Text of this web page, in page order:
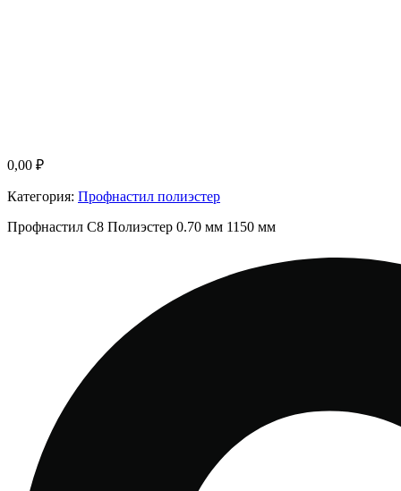
0,00 ₽
Категория: Профнастил полиэстер
Профнастил С8 Полиэстер 0.70 мм 1150 мм